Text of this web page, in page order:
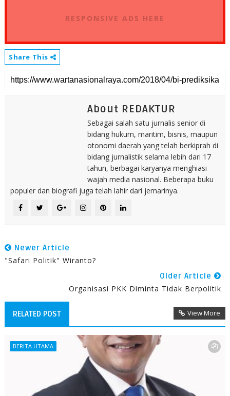
RESPONSIVE ADS HERE
Share This
About REDAKTUR
Sebagai salah satu jurnalis senior di
bidang hukum, maritim, bisnis, maupun
otonomi daerah yang telah berkiprah di
bidang jurnalistik selama lebih dari 17
tahun, berbagai karyanya menghiasi
wajah media nasional. Beberapa buku
populer dan biografi juga telah lahir dari jemarinya.
Newer Article
"Safari Politik" Wiranto?
Older Article
Organisasi PKK Diminta Tidak Berpolitik
RELATED POST View More
BERITA UTAMA